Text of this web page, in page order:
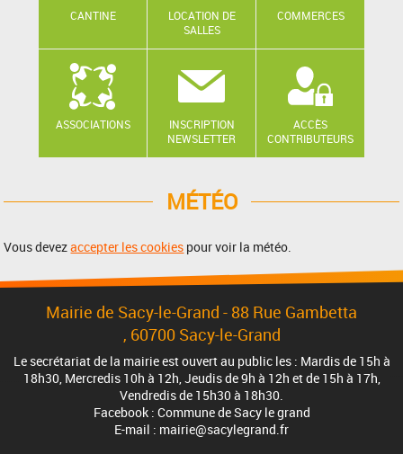
CANTINE
LOCATION DE
SALLES
COMMERCES
ASSOCIATIONS
INSCRIPTION
NEWSLETTER
ACCÈS
CONTRIBUTEURS
MÉTÉO
Vous devezaccepter les cookies pour voir la météo.
Mairie de Sacy-le-Grand - 88 Rue Gambetta
, 60700 Sacy-le-Grand
Le secrétariat de la mairie est ouvert au public les : Mardis de 15h à
18h30, Mercredis 10h à 12h, Jeudis de 9h à 12h et de 15h à 17h,
Vendredis de 15h30 à 18h30.
Facebook : Commune de Sacy le grand
E-mail : mairie@sacylegrand.fr